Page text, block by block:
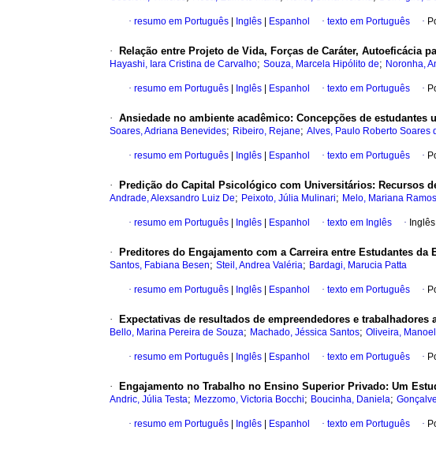
· resumo em Português Inglês Espanhol · texto em Português ·
· Relação entre Projeto de Vida, Forças de Caráter, Autoeficácia
Hayashi, Iara Cristina de Carvalho; Souza, Marcela Hipólito de; Noronha,
· resumo em Português Inglês Espanhol · texto em Português ·
· Ansiedade no ambiente acadêmico: Concepções de estudantes
Soares, Adriana Benevides; Ribeiro, Rejane; Alves, Paulo Roberto Soares
· resumo em Português Inglês Espanhol · texto em Português ·
· Predição do Capital Psicológico com Universitários: Recursos
Andrade, Alexsandro Luiz De; Peixoto, Júlia Mulinari; Melo, Mariana
· resumo em Português Inglês Espanhol · texto em Inglês ·
· Preditores do Engajamento com a Carreira entre Estudantes da
Santos, Fabiana Besen; Steil, Andrea Valéria; Bardagi, Marucia Patta
· resumo em Português Inglês Espanhol · texto em Português ·
· Expectativas de resultados de empreendedores e
Bello, Marina Pereira de Souza; Machado, Jéssica Santos; Oliveira,
· resumo em Português Inglês Espanhol · texto em Português ·
· Engajamento no Trabalho no Ensino Superior Privado: Um
Andric, Júlia Testa; Mezzomo, Victoria Bocchi; Boucinha, Daniela;
· resumo em Português Inglês Espanhol · texto em Português ·